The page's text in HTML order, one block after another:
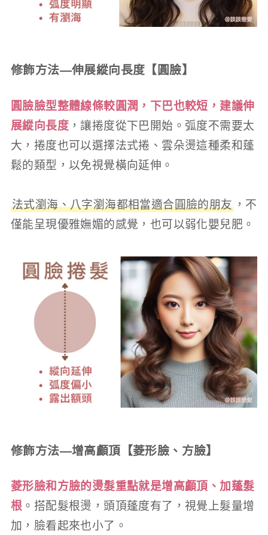
修飾方法—伸展縱向長度【圓臉】
圓臉臉型整體線條較圓潤，下巴也較短，建議伸
展縱向長度，讓捲度從下巴開始。弧度不需要太
大，捲度也可以選擇法式捲、雲朵燙這種柔和蓬
鬆的類型，以免視覺橫向延伸。
法式瀏海、八字瀏海都相當適合圓臉的朋友，不
僅能呈現優雅嫵媚的感覺，也可以弱化嬰兒肥。
修飾方法—增高顱頂【菱形臉、方臉】
菱形臉和方臉的燙髮重點就是增高顱頂、加蓬髮
根 。搭配髮根燙，頭頂蓬度有了，視覺上髮量增
加，臉看起來也小了。